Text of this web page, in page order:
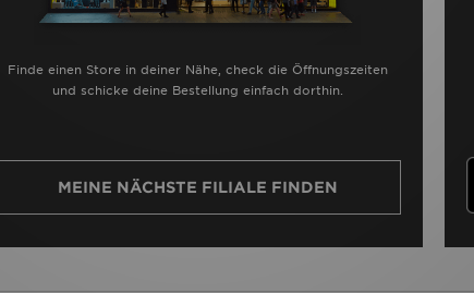
Finde einen Store in deiner Nähe, check die Öffnungszeiten
und schicke deine Bestellung einfach dorthin.
MEINE NÄCHSTE FILIALE FINDEN